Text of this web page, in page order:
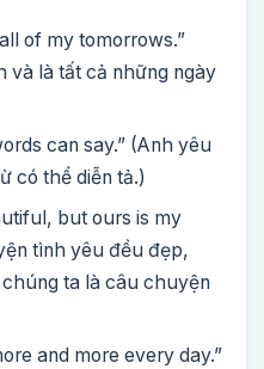
of my tomorrows.”
và là tất cả những ngày
can say.” (Anh yêu
có thể diễn tả.)
but ours is my
tình yêu đều đẹp,
ta là câu chuyện
and more every day.”